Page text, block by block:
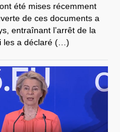
été mises récemment
de ces documents a
entraînant l’arrêt de la
les a déclaré (…)